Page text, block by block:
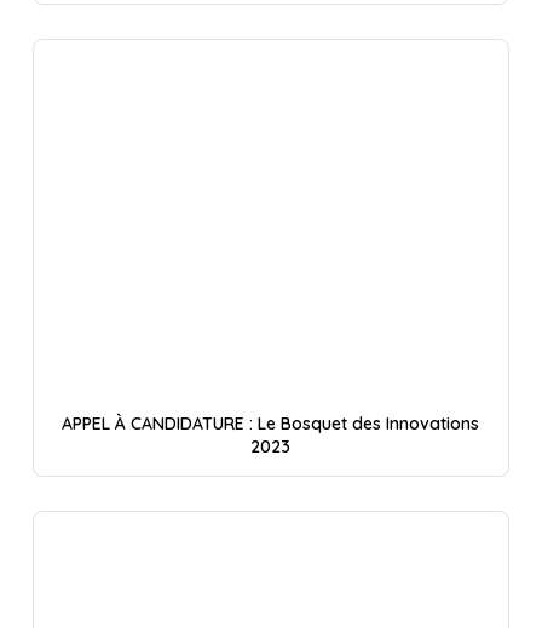
APPEL À CANDIDATURE : Le Bosquet des Innovations
2023